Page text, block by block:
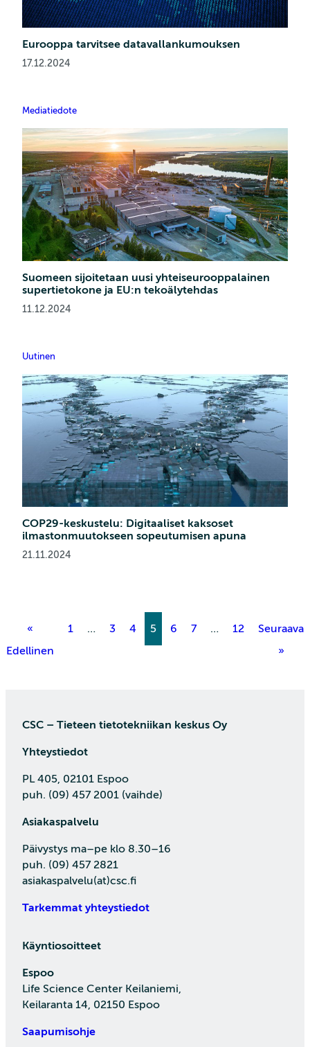
Eurooppa tarvitsee datavallankumouksen
17.12.2024
Mediatiedote
Suomeen sijoitetaan uusi yhteiseurooppalainen
supertietokone ja EU:n tekoälytehdas
11.12.2024
Uutinen
COP29-keskustelu: Digitaaliset kaksoset
ilmastonmuutokseen sopeutumisen apuna
21.11.2024
«
Edellinen
1 … 3 4 5 6 7 … 12
Seuraava
»
CSC – Tieteen tietotekniikan keskus Oy
Yhteystiedot
PL 405, 02101 Espoo
puh. (09) 457 2001 (vaihde)
Asiakaspalvelu
Päivystys ma–pe klo 8.30–16
puh. (09) 457 2821
asiakaspalvelu(at)csc.fi
Tarkemmat yhteystiedot
Käyntiosoitteet
Espoo
Life Science Center Keilaniemi,
Keilaranta 14, 02150 Espoo
Saapumisohje